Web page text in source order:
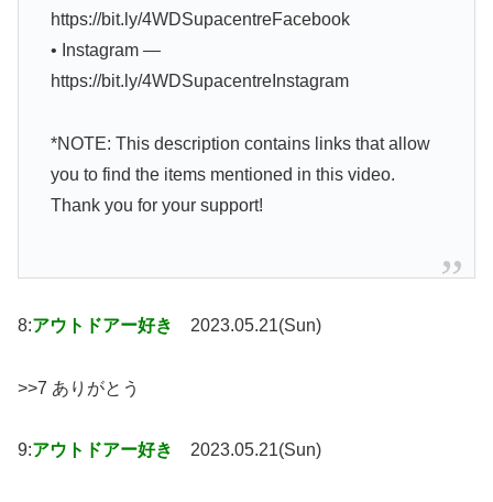
https://bit.ly/4WDSupacentreFacebook
• Instagram —
https://bit.ly/4WDSupacentreInstagram
*NOTE: This description contains links that allow
you to find the items mentioned in this video.
Thank you for your support!
8:アウトドアー好き 2023.05.21(Sun)
>>7 ありがとう
9:アウトドアー好き 2023.05.21(Sun)